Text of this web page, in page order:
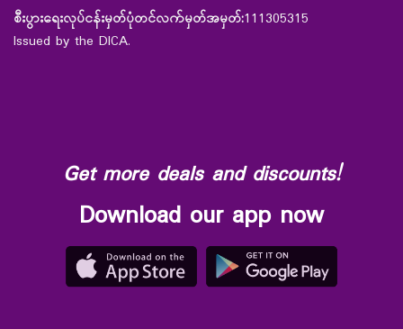
စီးပွားရေးလုပ်ငန်းမှတ်ပုံတင်လက်မှတ်အမှတ်:111305315
Issued by the DICA.
Get more deals and discounts!
Download our app now